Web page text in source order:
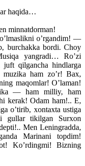
haqida…
minnatdorman!
o’rgandim! —
burchakka bordi. Choy
yangradi… Ro’zi
qilgancha hindlarga
ham zo’r! Bax,
maqomlar! O’laman!
— ham milliy, ham
kerak! Odam ham!.. E,
o’tirib, xontaxta ustiga
gullar tikilgan Surxon
Men Leningradda,
Marinani topdim!
Ko’rdingmi! Bizning